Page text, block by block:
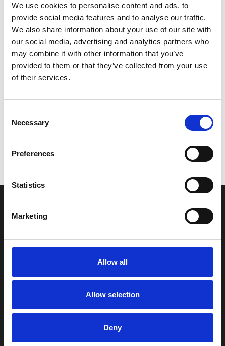
We use cookies to personalise content and ads, to
provide social media features and to analyse our traffic.
We also share information about your use of our site with
our social media, advertising and analytics partners who
may combine it with other information that you’ve
provided to them or that they’ve collected from your use
of their services.
Selection
Necessary
Preferences
Statistics
Marketing
Allow all
Allow selection
Deny
Leveringstid er 5-6 dag(e)
Model/varenr.: 69MWG0700000
422,26 DKK
Læg i kurv
Vi oplever i øjeblikket store og hyppige prisændringer i markedet.
Derfor kan der i enkelte tilfælde være produkter, som ikke kan
INFORMATIONER
Fragt og levering
Betingelser & Vilkår
Købsgaranti